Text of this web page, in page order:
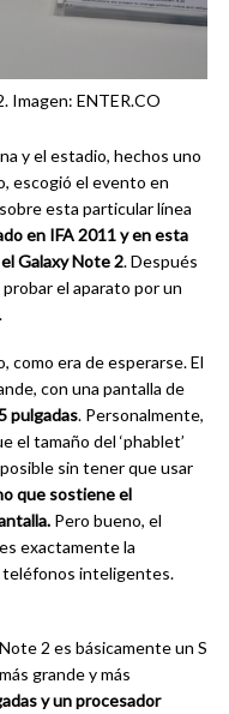
Imagen: ENTER.CO
y el estadio, hechos uno
escogió el evento en
esta particular línea
en IFA 2011 y en esta
Galaxy Note 2. Después
el aparato por un
como era de esperarse. El
con una pantalla de
pulgadas. Personalmente,
el tamaño del ‘phablet’
sin tener que usar
que sostiene el
Pero bueno, el
exactamente la
teléfonos inteligentes.
2 es básicamente un S
grande y más
y un procesador